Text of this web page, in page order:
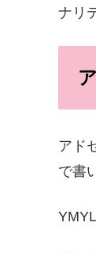
ナリ
アド
で書